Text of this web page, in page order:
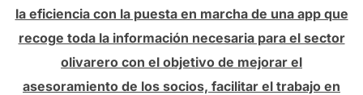
la eficiencia con la puesta en marcha de una app que
recoge toda la información necesaria para el sector
olivarero con el objetivo de mejorar el
asesoramiento de los socios, facilitar el trabajo en